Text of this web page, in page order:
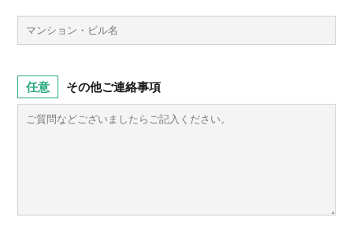
その他ご連絡事項